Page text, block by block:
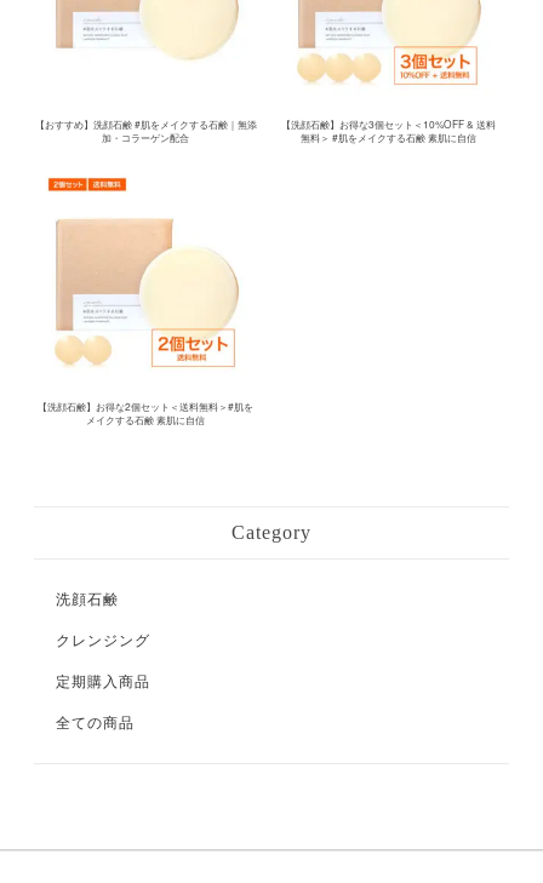
【おすすめ】洗顔石鹸 #肌をメイクする石鹸｜無添
加・コラーゲン配合
【洗顔石鹸】お得な3個セット＜10%OFF & 送料
無料＞ #肌をメイクする石鹸 素肌に自信
【洗顔石鹸】お得な2個セット＜送料無料＞#肌を
メイクする石鹸 素肌に自信
Category
洗顔石鹸
クレンジング
定期購入商品
全ての商品